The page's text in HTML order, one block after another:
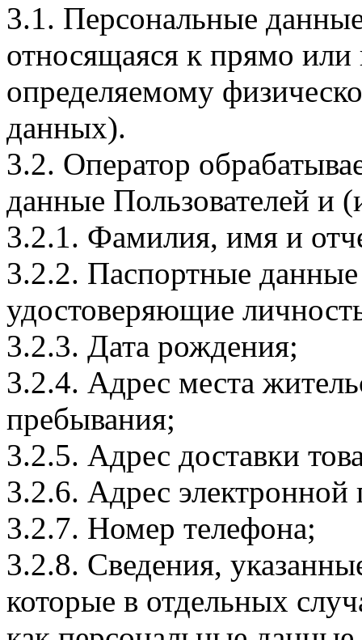
3.1. Персональные
относящаяся к прямо
определяемому
данных).
3.2. Оператор
данные Пользователей и
3.2.1. Фамилия, имя и
3.2.2. Паспортные
удостоверяющие
3.2.3. Дата рождения;
3.2.4. Адрес места
пребывания;
3.2.5. Адрес доставки
3.2.6. Адрес электронной
3.2.7. Номер телефона;
3.2.8. Сведения,
которые в отдельных